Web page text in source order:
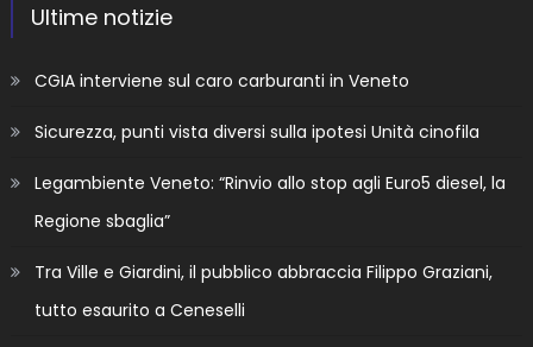
Ultime notizie
CGIA interviene sul caro carburanti in Veneto
Sicurezza, punti vista diversi sulla ipotesi Unità cinofila
Legambiente Veneto: “Rinvio allo stop agli Euro5 diesel, la
Regione sbaglia”
Tra Ville e Giardini, il pubblico abbraccia Filippo Graziani,
tutto esaurito a Ceneselli